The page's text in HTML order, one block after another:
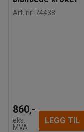
Art. nr: 74438
860,-
eks.
MVA
LEGG TIL